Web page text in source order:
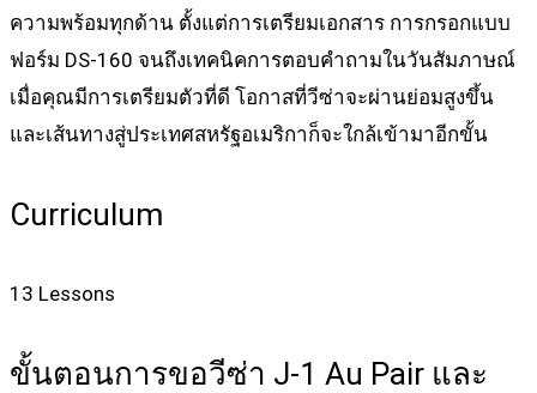
ความพร้อมทุกด้าน ตั้งแต่การเตรียมเอกสาร การกรอกแบบ
ฟอร์ม DS-160 จนถึงเทคนิคการตอบคำถามในวันสัมภาษณ์
เมื่อคุณมีการเตรียมตัวที่ดี โอกาสที่วีซ่าจะผ่านย่อมสูงขึ้น
และเส้นทางสู่ประเทศสหรัฐอเมริกาก็จะใกล้เข้ามาอีกขั้น
Curriculum
13 Lessons
ขั้นตอนการขอวีซ่า J-1 Au Pair และ